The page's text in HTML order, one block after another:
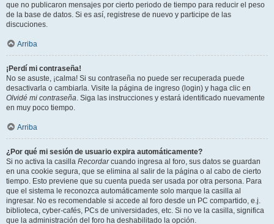
que no publicaron mensajes por cierto periodo de tiempo para reducir el peso
de la base de datos. Si es así, registrese de nuevo y participe de las
discuciones.
Arriba
¡Perdí mi contraseña!
No se asuste, ¡calma! Si su contraseña no puede ser recuperada puede
desactivarla o cambiarla. Visite la página de ingreso (login) y haga clic en
Olvidé mi contraseña. Siga las instrucciones y estará identificado nuevamente
en muy poco tiempo.
Arriba
¿Por qué mi sesión de usuario expira automáticamente?
Si no activa la casilla Recordarcuando ingresa al foro, sus datos se guardan
en una cookie segura, que se elimina al salir de la página o al cabo de cierto
tiempo. Esto previene que su cuenta pueda ser usada por otra persona. Para
que el sistema le reconozca automáticamente solo marque la casilla al
ingresar. No es recomendable si accede al foro desde un PC compartido, e.j.
biblioteca, cyber-cafés, PCs de universidades, etc. Si no ve la casilla, significa
que la administración del foro ha deshabilitado la opción.